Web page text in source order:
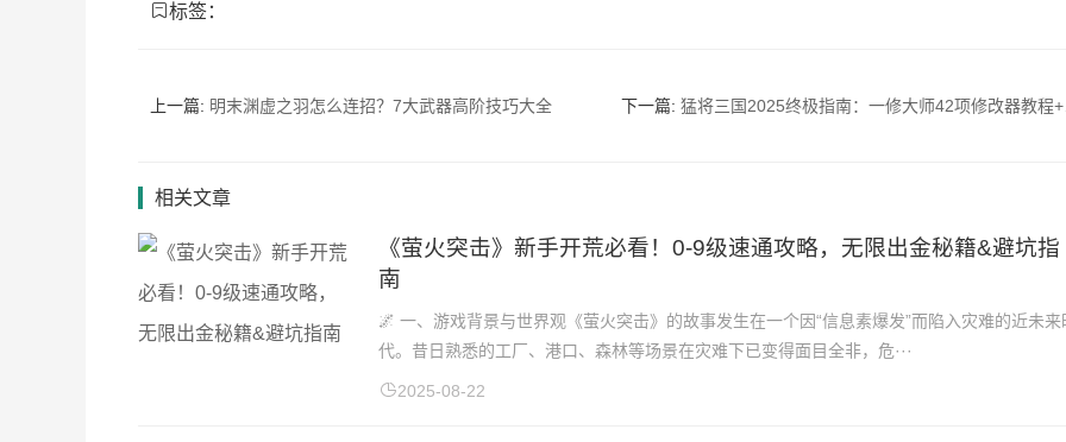
标签：
上一篇: 明末渊虚之羽怎么连招？7大武器高阶技巧大全 下一篇: 猛将三国2025终极指南：一修大师42项修改器教程+名将速刷攻略
相关文章
《萤火突击》新手开荒必看！0-9级速通攻略，无限出金秘籍&避坑指
南
🌌 一、游戏背景与世界观《萤火突击》的故事发生在一个因“信息素爆发”而陷入灾难的近未来
代。昔日熟悉的工厂、港口、森林等场景在灾难下已变得面目全非，危···
2025-08-22